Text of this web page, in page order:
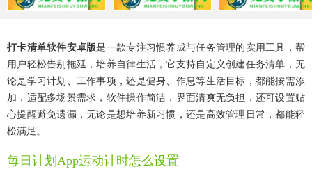
打卡清单软件安卓版是一款专注习惯养成与任务管理的实用工具，帮
用户轻松告别拖延，培养自律生活，它支持自定义创建任务清单，无
论是学习计划、工作事项，还是健身、作息等生活目标，都能按需添
加，适配多场景需求，软件操作简洁，界面清爽无负担，还可设置贴
心提醒避免遗漏，无论是想培养新习惯，还是高效管理日常，都能轻
松满足。
每日计划app运动计时怎么设置